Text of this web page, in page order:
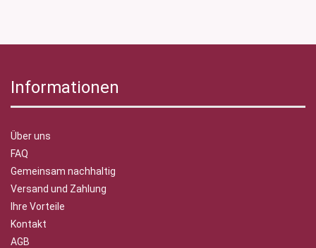
Informationen
Über uns
FAQ
Gemeinsam nachhaltig
Versand und Zahlung
Ihre Vorteile
Kontakt
AGB